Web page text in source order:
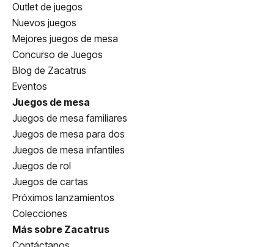
Outlet de juegos
Nuevos juegos
Mejores juegos de mesa
Concurso de Juegos
Blog de Zacatrus
Eventos
Juegos de mesa
Juegos de mesa familiares
Juegos de mesa para dos
Juegos de mesa infantiles
Juegos de rol
Juegos de cartas
Próximos lanzamientos
Colecciones
Más sobre Zacatrus